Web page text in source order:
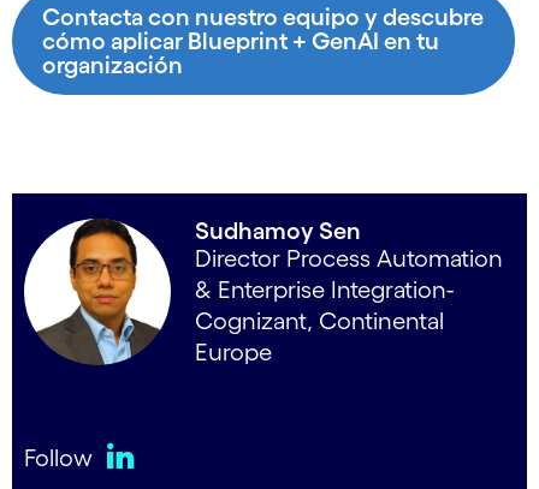
Contacta con nuestro equipo y descubre
cómo aplicar Blueprint + GenAI en tu
organización
Sudhamoy Sen
Director Process Automation
& Enterprise Integration-
Cognizant, Continental
Europe
Follow